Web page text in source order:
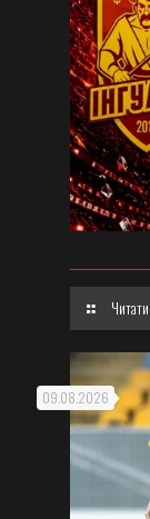
09.08.2026